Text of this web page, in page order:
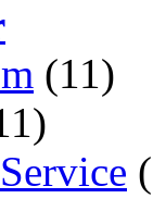
(11)